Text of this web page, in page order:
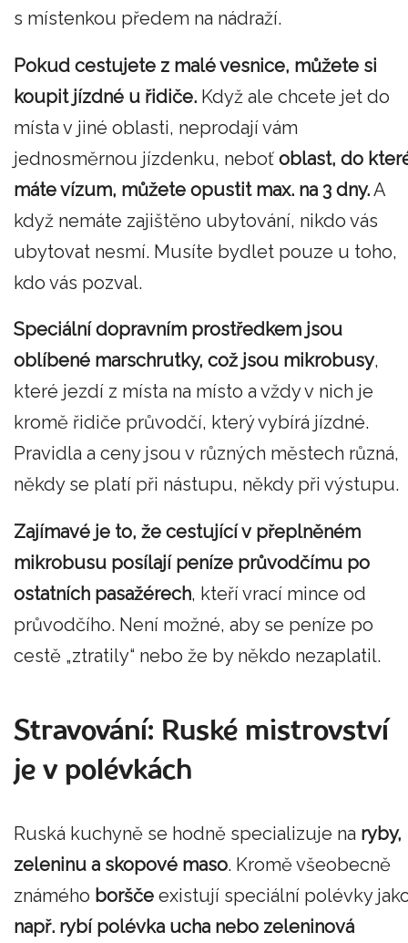
s místenkou předem na nádraží.
Pokud cestujete z malé vesnice, můžete si
koupit jízdné u řidiče. Když ale chcete jet do
místa v jiné oblasti, neprodají vám
jednosměrnou jízdenku, neboť oblast, do
máte vízum, můžete opustit max. na 3 dny.A
když nemáte zajištěno ubytování, nikdo vás
ubytovat nesmí. Musíte bydlet pouze u toho,
kdo vás pozval.
Speciální dopravním prostředkem jsou
oblíbené marschrutky, což jsou mikrobusy,
které jezdí z místa na místo a vždy v nich je
kromě řidiče průvodčí, který vybírá jízdné.
Pravidla a ceny jsou v různých městech různá,
někdy se platí při nástupu, někdy při výstupu.
Zajímavé je to, že cestující v přeplněném
mikrobusu posílají peníze průvodčímu po
ostatních pasažérech, kteří vrací mince od
průvodčího. Není možné, aby se peníze po
cestě „ztratily“ nebo že by někdo nezaplatil.
Stravování: Ruské mistrovství
je v polévkách
Ruská kuchyně se hodně specializuje na ryby,
zeleninu a skopové maso. Kromě všeobecně
známého boršče existují speciální polévky
např. rybí polévka ucha nebo zeleninová